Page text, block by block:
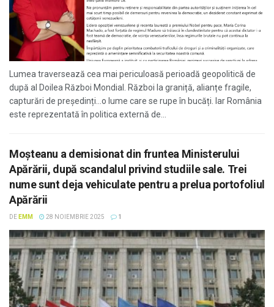
Lumea traversează cea mai periculoasă perioadă geopolitică de
după al Doilea Război Mondial. Război la graniță, alianțe fragile,
capturări de președinți...o lume care se rupe în bucăți. Iar România
este reprezentată în politica externă de...
Moșteanu a demisionat din fruntea Ministerului
Apărării, după scandalul privind studiile sale. Trei
nume sunt deja vehiculate pentru a prelua portofoliul
Apărării
DE EMM 28 NOIEMBRIE 2025 1